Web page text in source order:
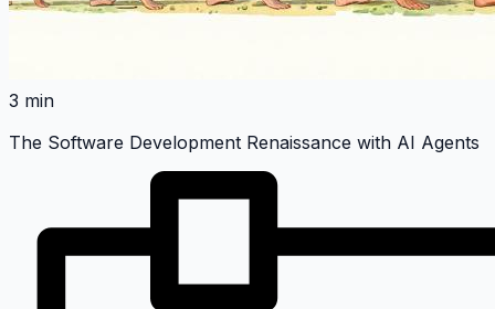
3 min
The Software Development Renaissance with AI Agents